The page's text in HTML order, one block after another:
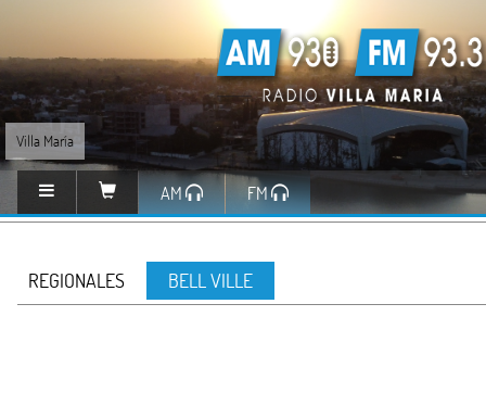
Villa María
AM FM
REGIONALES BELL VILLE